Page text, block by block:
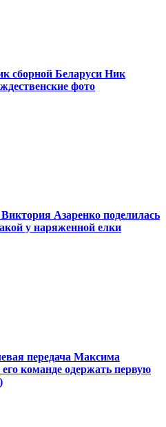
сборной Беларуси Ник
фото
Азаренко поделилась
у наряженной елки
передача Максима
команде одержать первую